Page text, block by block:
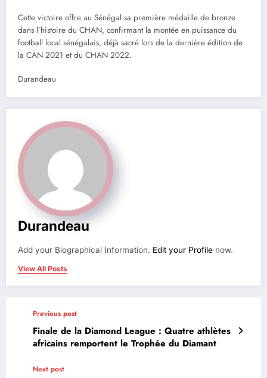
Cette victoire offre au Sénégal sa première médaille de bronze
dans l’histoire du CHAN, confirmant la montée en puissance du
football local sénégalais, déjà sacré lors de la dernière édition de
la CAN 2021 et du CHAN 2022.
Durandeau
Durandeau
Add your Biographical Information. Edit your Profile now.
View All Posts
Previous post
Finale de la Diamond League : Quatre athlètes
africains remportent le Trophée du Diamant
Next post